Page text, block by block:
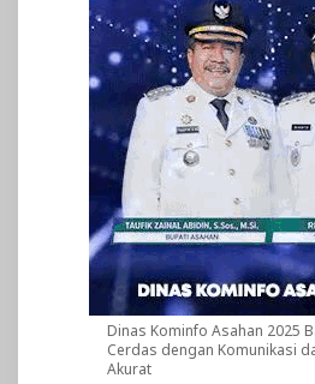
Dinas Kominfo Asahan 2025
Cerdas dengan Komunikasi
Akurat